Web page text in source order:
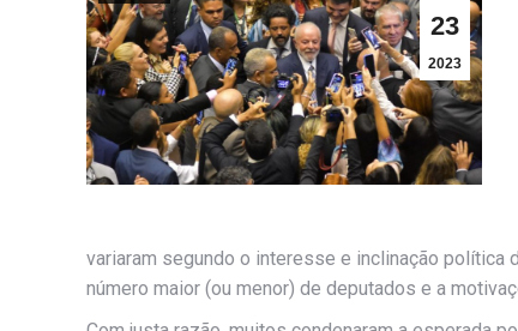
23
2023
variaram segundo o interesse e inclinação
número maior (ou menor) de deputados e a